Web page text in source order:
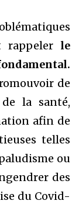
rappeler le
de
la santé,
afin de
telles
ou
des
du Covid-